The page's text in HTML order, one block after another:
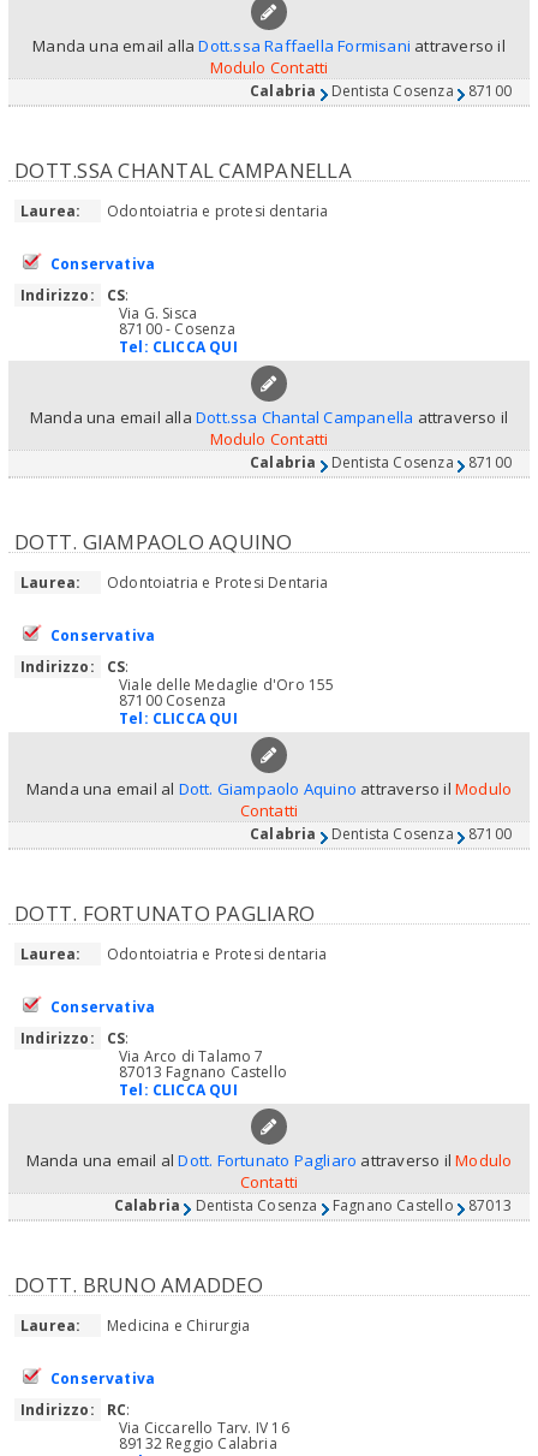
Manda una email allaDott.ssa Raffaella Formisani attraverso il
Modulo Contatti
Calabria Dentista Cosenza 87100
DOTT.SSA CHANTAL CAMPANELLA
Laurea: Odontoiatria e protesi dentaria
Conservativa
Indirizzo:
CS:
Via G. Sisca
87100 - Cosenza
Tel: CLICCA QUI
Manda una email allaDott.ssa Chantal Campanella attraverso il
Modulo Contatti
Calabria Dentista Cosenza 87100
DOTT. GIAMPAOLO AQUINO
Laurea: Odontoiatria e Protesi Dentaria
Conservativa
Indirizzo:
CS:
Viale delle Medaglie d'Oro 155
87100 Cosenza
Tel: CLICCA QUI
Manda una email al Dott. Giampaolo Aquino attraverso il Modulo
Contatti
Calabria Dentista Cosenza 87100
DOTT. FORTUNATO PAGLIARO
Laurea: Odontoiatria e Protesi dentaria
Conservativa
Indirizzo:
CS:
Via Arco di Talamo 7
87013 Fagnano Castello
Tel: CLICCA QUI
Manda una email alDott. Fortunato Pagliaro attraverso ilModulo
Contatti
Calabria Dentista Cosenza Fagnano Castello 87013
DOTT. BRUNO AMADDEO
Laurea: Medicina e Chirurgia
Conservativa
Indirizzo:
RC:
Via Ciccarello Tarv. IV 16
89132 Reggio Calabria